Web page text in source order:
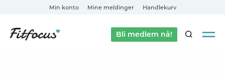
Min konto Mine meldinger Handlekurv
Bli medlem nå!SØK